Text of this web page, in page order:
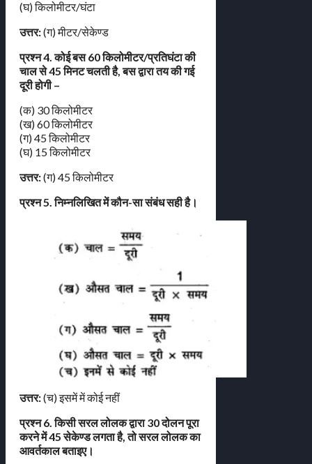
(घ) किलोमीटर/घंटा
उत्तर:(ग) मीटर/सेकेण्ड
प्रश्न 4. कोई बस 60 किलोमीटर/प्रतिघंटा की
चाल से 45 मिनट चलती है, बस द्वारा तय की गई
दूरी होगी –
(क) 30 किलोमीटर
(ख) 60 किलोमीटर
(ग) 45 किलोमीटर
(घ) 15 किलोमीटर
उत्तर:(ग) 45 किलोमीटर
प्रश्न 5. निम्नलिखित में कौन-सा संबंध सही है।
उत्तर:(च) इसमें में कोई नहीं
प्रश्न 6. किसी सरल लोलक द्वारा 30 दोलन पूरा
करने में 45 सेकेण्ड लगता है, तो सरल लोलक का
आवर्तकाल बताइए।